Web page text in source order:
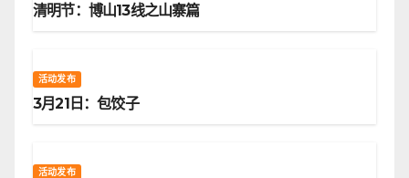
清明节：博山13线之山寨篇
活动发布
3月21日：包饺子
活动发布